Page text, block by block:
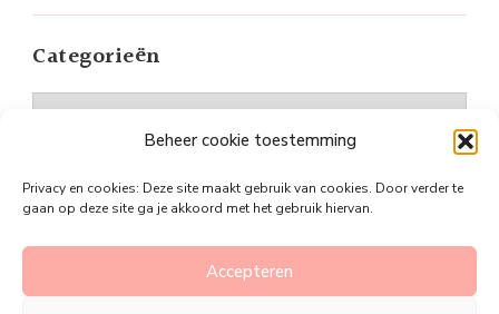
Beheer cookie toestemming
Privacy en cookies: Deze site maakt gebruik van cookies. Door verder te
gaan op deze site ga je akkoord met het gebruik hiervan.
Accepteren
Categorieën
Categorieën
Vandana Lite | Ontwikkeld door
Blossom Themes. Mogelijk gemaakt doorWordPress.